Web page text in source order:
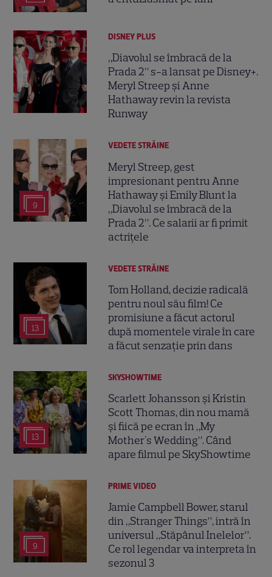
DISNEY PLUS
„Diavolul se îmbracă de la
Prada 2” s-a lansat pe Disney+.
Meryl Streep și Anne
Hathaway revin la revista
Runway
9
VEDETE STRĂINE
Meryl Streep, gest
impresionant pentru Anne
Hathaway și Emily Blunt la
„Diavolul se îmbracă de la
Prada 2”. Ce salarii ar fi primit
actrițele
13
VEDETE STRĂINE
Tom Holland, decizie radicală
pentru noul său film! Ce
promisiune a făcut actorul
după momentele virale în care
a făcut senzație prin dans
13
SKYSHOWTIME
Scarlett Johansson și Kristin
Scott Thomas, din nou mamă
și fiică pe ecran în „My
Mother's Wedding”. Când
apare filmul pe SkyShowtime
9
PRIME VIDEO
Jamie Campbell Bower, starul
din „Stranger Things”, intră în
universul „Stăpânul Inelelor”.
Ce rol legendar va interpreta în
sezonul 3